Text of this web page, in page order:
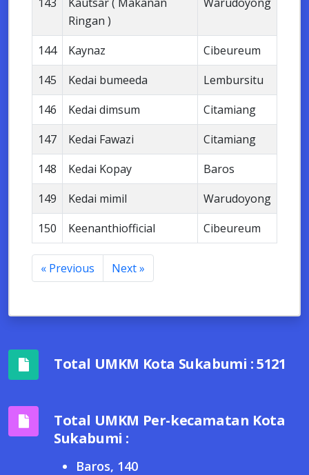
Ringan )
144 Kaynaz
Cibeureum
145
Kedai bumeeda
Lembursitu
146
Kedai dimsum
Citamiang
147
Kedai Fawazi
Citamiang
148
Kedai Kopay
Baros
149
Kedai mimil
Warudoyong
150
Keenanthiofficial Cibeureum
« Previous Next »
Total UMKM Kota Sukabumi : 5121
Total UMKM Per-kecamatan Kota
Sukabumi :
Baros, 140